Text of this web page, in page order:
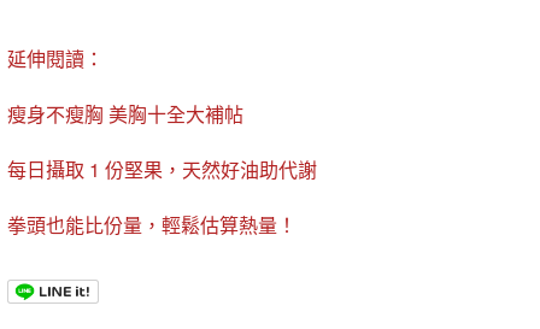
延伸閱讀：
瘦身不瘦胸 美胸十全大補帖
每日攝取 1 份堅果，天然好油助代謝
拳頭也能比份量，輕鬆估算熱量！